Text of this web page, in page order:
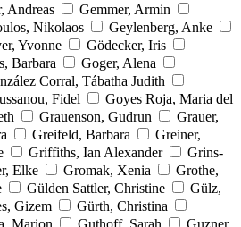
Andreas
Gemmer, Armin
Nikolaos
Geylenberg, Anke
Yvonne
Gödecker, Iris
Barbara
Goger, Alena
Corral, Tábatha Judith
Fidel
Goyes Roja, Maria del
Grauenson, Gudrun
Grauer,
Greifeld, Barbara
Greiner,
Griffiths, Ian Alexander
Grins-
Elke Gromak, Xenia
Grothe,
Gülden Sattler, Christine
Gülz,
Gizem
Gürth, Christina
Marion Guthoff, Sarah
Guzner,